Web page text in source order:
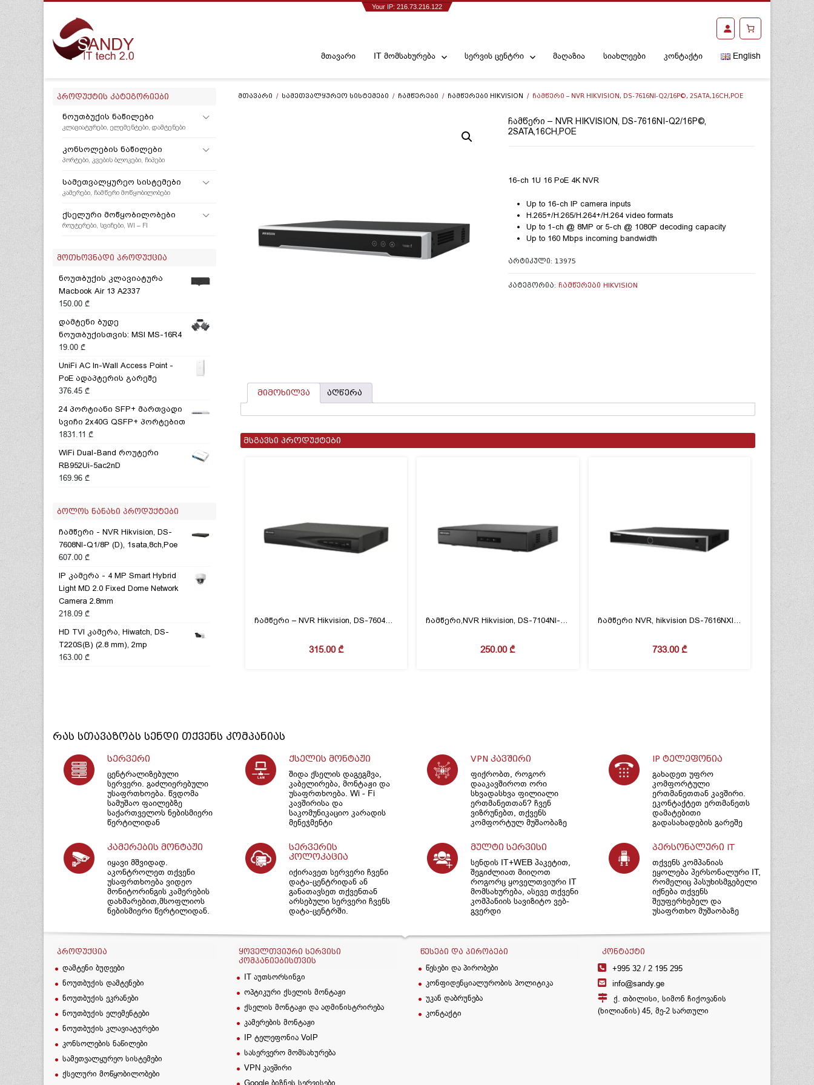
Your IP: 216.73.216.122
მთავარი IT მომსახურება სერვის ცენტრი მაღაზია სიახლეები კონტაქტი English
ᲞᲠᲝᲓᲣᲥᲢᲘᲡ ᲙᲐᲢᲔᲒᲝᲠᲘᲔᲑᲘ
ᲜᲝᲣᲗᲑᲣᲥᲘᲡ ᲜᲐᲬᲘᲚᲔᲑᲘ
ᲙᲚᲐᲕᲘᲐᲢᲣᲠᲔᲑᲘ, ᲔᲚᲔᲛᲔᲜᲢᲔᲑᲘ, ᲓᲐᲛᲢᲔᲜᲔᲑᲘ
ᲙᲝᲜᲡᲝᲚᲔᲑᲘᲡ ᲜᲐᲬᲘᲚᲔᲑᲘ
ᲞᲝᲠᲢᲔᲑᲘ, ᲙᲕᲔᲑᲘᲡ ᲑᲚᲝᲙᲔᲑᲘ, ᲩᲘᲞᲔᲑᲘ
ᲡᲐᲛᲔᲗᲕᲐᲚᲧᲣᲠᲔᲝ ᲡᲘᲡᲢᲔᲛᲔᲑᲘ
ᲙᲐᲛᲔᲠᲔᲑᲘ, ᲩᲐᲛᲬᲔᲠᲘ ᲛᲝᲬᲧᲝᲑᲘᲚᲝᲑᲔᲑᲘ
ᲥᲡᲔᲚᲣᲠᲘ ᲛᲝᲬᲧᲝᲑᲘᲚᲝᲑᲔᲑᲘ
ᲠᲝᲣᲢᲔᲠᲔᲑᲘ, ᲡᲕᲘᲩᲔᲑᲘ, WI – FI
ᲛᲝᲗᲮᲝᲕᲜᲐᲓᲘ ᲞᲠᲝᲓᲣᲥᲪᲘᲐ
ნოუთბუქის კლავიატურა
Macbook Air 13 A2337
150.00 ₾
დამტენი ბუდე
ნოუთბუქისთვის: MSI MS-16R4
19.00 ₾
UniFi AC In-Wall Access Point -
PoE ადაპტერის გარეშე
376.45 ₾
24 პორტიანი SFP+ მართვადი
სვიჩი 2x40G QSFP+ პორტებით
1831.11 ₾
WiFi Dual-Band როუტერი
RB952Ui-5ac2nD
169.96 ₾
ᲑᲝᲚᲝᲡ ᲜᲐᲜᲐᲮᲘ ᲞᲠᲝᲓᲣᲥᲢᲔᲑᲘ
ჩამწერი - NVR Hikvision, DS-
7608NI-Q1/8P (D), 1sata,8ch,Poe
607.00 ₾
IP კამერა - 4 MP Smart Hybrid
Light MD 2.0 Fixed Dome Network
Camera 2.8mm
218.09 ₾
HD TVI კამერა, Hiwatch, DS-
T220S(B) (2.8 mm), 2mp
163.00 ₾
ᲛᲗᲐᲕᲐᲠᲘ / ᲡᲐᲛᲔᲗᲕᲐᲚᲧᲣᲠᲔᲝ ᲡᲘᲡᲢᲔᲛᲔᲑᲘ / ᲩᲐᲛᲬᲔᲠᲔᲑᲘ / ᲩᲐᲛᲬᲔᲠᲔᲑᲘ HIKVISION / ᲩᲐᲛᲬᲔᲠᲘ – NVR HIKVISION, DS-7616NI-Q2/16P©, 2SATA,16CH,POE
ᲩᲐᲛᲬᲔᲠᲘ – NVR HIKVISION, DS-7616NI-Q2/16P©,
2SATA,16CH,POE
16-ch 1U 16 PoE 4K NVR
Up to 16-ch IP camera inputs
H.265+/H.265/H.264+/H.264 video formats
Up to 1-ch @ 8MP or 5-ch @ 1080P decoding capacity
Up to 160 Mbps incoming bandwidth
ᲐᲠᲢᲘᲙᲣᲚᲘ: 13975
ᲙᲐᲢᲔᲒᲝᲠᲘᲐ: ᲩᲐᲛᲬᲔᲠᲔᲑᲘ HIKVISION
მიმოხილვა აღწერა
მსგავსი პროდუქტები
ჩამწერი – NVR Hikvision, DS-7604NI-Q1(D), 1sata,4ch
315.00₾
ჩამწერი,NVR Hikvision, DS-7104NI-Q1/M©, 1sata,4ch
250.00₾
ჩამწერი NVR, hikvision DS-7616NXI-K2, 2 sata, 16 ch, poe, AcuSense
733.00₾
რას სთავაზობს სენდი თქვენს კომპანიას
სერვერი
ცენტრალიზებული
სერვერი. გაძლიერებული
უსაფრთხოება. წვდომა
სამუშაო ფაილებზე
საქართველოს ნებისმიერი
წერტილიდან
ქსელის მონტაჟი
შიდა ქსელის დაგეგმვა,
კაბელირება, მონტაჟი და
უსაფრთხოება. Wi - Fi
კავშირისა და
საკომუნიკაციო კარადის
მენეჯმენტი
VPN კავშირი
ფიქრობთ, როგორ
დააკავშიროთ ორი
სხვადასხვა ფილიალი
ერთმანეთთან? ჩვენ
ვიზრუნებთ, თქვენს
კომფორტულ მუშაობაზე
IP ტელეფონია
გახადეთ უფრო
კომფორტული
ერთმანეთთან კავშირი.
ეკონტაქტეთ ერთმანეთს
დამატებითი
გადასახადების გარეშე
კამერების მონტაჟი
იყავი მშვიდად.
აკონტროლეთ თქვენი
უსაფრთხოება ვიდეო
მონიტორინგის კამერების
დახმარებით,მსოფლიოს
ნებისმიერი წერტილიდან.
სერვერის
კოლოკაცია
იქირავეთ სერვერი ჩვენი
დატა-ცენტრიდან ან
განათავსეთ თქვენთან
არსებული სერვერი ჩვენს
დატა-ცენტრში.
მულტი სერვისი
სენდის IT+WEB პაკეტით,
შეგიძლიათ მიიღოთ
როგორც ყოველთვიური IT
მომსახურება, ასევე თქვენი
კომპანიის სავიზიტო ვებ-
გვერდი
პერსონალური IT
თქვენს კომპანიას
ეყოლება პერსონალური IT,
რომელიც პასუხისმგებელი
იქნება თქვენს
შეუფერხებელ და
უსაფრთხო მუშაობაზე
ᲞᲠᲝᲓᲣᲥᲪᲘᲐ
დამტენი ბუდეები
ნოუთბუქის დამტენები
ნოუთბუქის ეკრანები
ნოუთბუქის ელემენტები
ნოუთბუქის კლავიატურები
კონსოლების ნაწილები
სამეთვალყურეო სისტემები
ქსელური მოწყობილობები
ᲧᲝᲕᲔᲚᲗᲕᲘᲣᲠᲘ ᲡᲔᲠᲕᲘᲡᲘ
ᲙᲝᲛᲞᲐᲜᲘᲔᲑᲘᲡᲗᲕᲘᲡ
IT აუთსორსინგი
ოპტიკური ქსელის მონტაჟი
ქსელის მონტაჟი და ადმინისტრირება
კამერების მონტაჟი
IP ტელეფონია VoIP
სასერვერო მომსახურება
VPN კავშირი
Google ბიზნეს სერვისები
ᲬᲔᲡᲔᲑᲘ ᲓᲐ ᲞᲘᲠᲝᲑᲔᲑᲘ
წესები და პირობები
კონფიდენციალურობის პოლიტიკა
უკან დაბრუნება
კონტაქტი
ᲙᲝᲜᲢᲐᲥᲢᲘ
+995 32 / 2 195 295
info@sandy.ge
ქ. თბილისი, სიმონ ჩიქოვანის
(ხილიანის) 45, მე-2 სართული